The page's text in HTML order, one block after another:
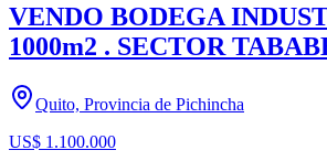
VENDO BODEGA
1000m2 . SECTOR
Quito, Provincia de Pichincha
US$ 1.100.000